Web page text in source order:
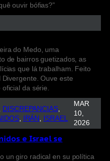
ouvir bófias?”
do Medo, uma
de bairros guetizados, as
que lá trabalham. Feito
Ouve este
da série.
DISCREPANCIAS
, IRÁN ISRAEL
MAR
10,
2026
e Israel se
un giro radical en su política